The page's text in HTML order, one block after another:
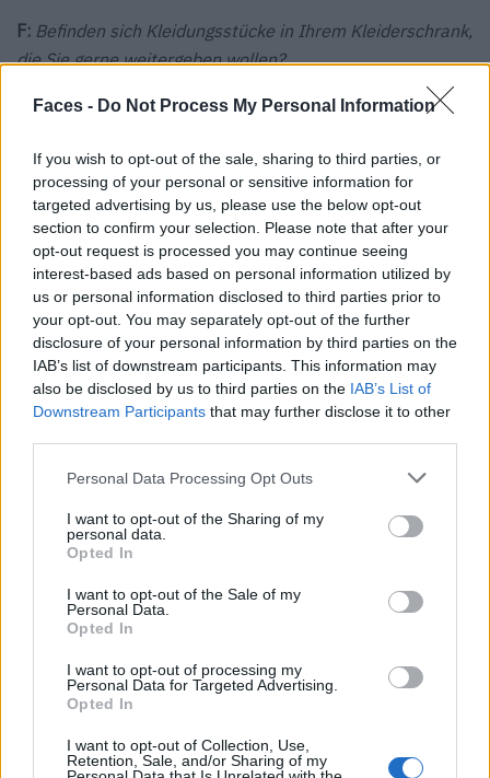
Faces - Do Not Process My Personal Information
If you wish to opt-out of the sale, sharing to third parties, or
processing of your personal or sensitive information for
targeted advertising by us, please use the below opt-out
section to confirm your selection. Please note that after your
opt-out request is processed you may continue seeing
interest-based ads based on personal information utilized by
us or personal information disclosed to third parties prior to
your opt-out. You may separately opt-out of the further
disclosure of your personal information by third parties on the
IAB’s list of downstream participants. This information may
also be disclosed by us to third parties on the IAB’s List of
Downstream Participants that may further disclose it to other
Personal Data Processing Opt Outs
I want to opt-out of the Sharing of my
personal data.
Opted In
I want to opt-out of the Sale of my
Personal Data.
Opted In
I want to opt-out of processing my
Personal Data for Targeted Advertising.
Opted In
I want to opt-out of Collection, Use,
Retention, Sale, and/or Sharing of my
F: Befinden sich Kleidungsstücke in Ihrem Kleiderschrank,
die Sie gerne weitergeben wollen?
involviert, dass in meinem Kleiderschrank viele Teile von
Wo kaufen Sie in Mailand ein?
In Mailand gibt es sehr viele interessante Geschäfte.
Ich liebe One Block Down, Antonia und die Geschäfte im
Viertel Brera, auch das Nike Lab in der Moscova Strasse
gefällt mir sehr.
Was mögen Sie an Mailand, und was gefällt Ihnen gar
nicht?
GC:Mailand ist eine Metropole und bietet in Sachen Jobs,
Das bedeutet allerdings auch, dass man sich mit der
Schnelllebigkeit und dem Lärm arrangieren muss.
Was trauen Ihnen andere nicht zu?
GC: Ich habe schon immer im kreativen Sektor des
Unternehmens gearbeitet. Aus diesem Grund traut mir
Welche Person verehren Sie am meisten?
bewundere meistens die ganz jungen Leute, die trotz der